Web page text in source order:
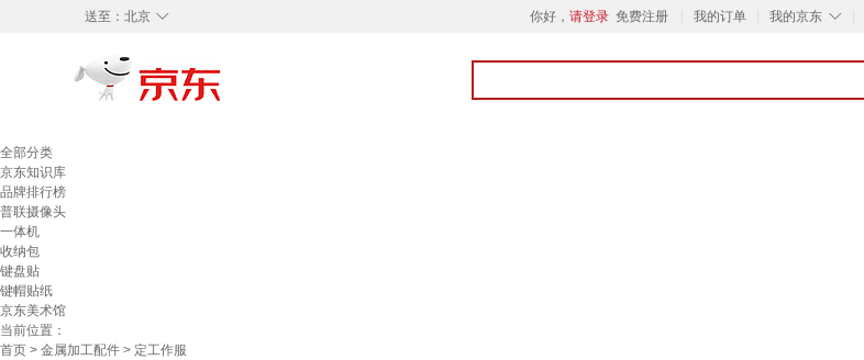
◇
送至： 北京 你好， 请登录 免费注册 我的订单 ◇
我的京东
全部分类
京东知识库
品牌排行榜
普联摄像头
一体机
收纳包
键盘贴
键帽贴纸
京东美术馆
当前位置：
首页 > 金属加工配件 > 定工作服